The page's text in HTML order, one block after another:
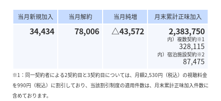
当月新規加入 当月解約 当月純増 月末累計正味加入
34,434 78,006 △43,572 2,383,750
内）複数契約※1
328,115
内）宿泊施設契約※2
87,475
※1：同一契約者による2契約目と3契約目については、月額2,530円（税込）の視聴料金
を990円（税込）に割引しており、当該割引制度の適用件数は、月末累計正味加入件数に
含めております。